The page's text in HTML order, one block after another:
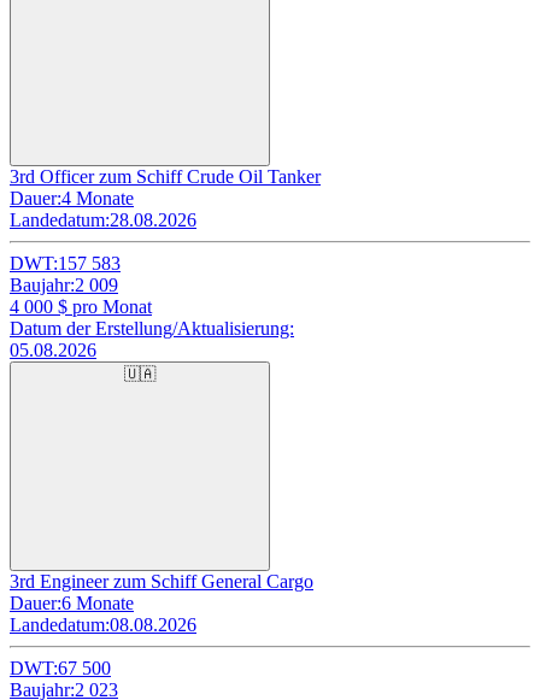
3rd Officer zum Schiff Crude Oil Tanker
Dauer:4 Monate
Landedatum:28.08.2026
DWT:157 583
Baujahr:2 009
4 000 $ pro Monat
Datum der Erstellung/Aktualisierung:
05.08.2026
🇺🇦
3rd Engineer zum Schiff General Cargo
Dauer:6 Monate
Landedatum:08.08.2026
DWT:67 500
Baujahr:2 023